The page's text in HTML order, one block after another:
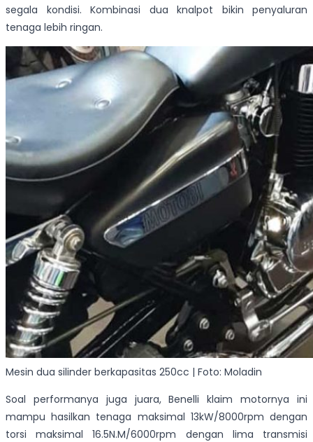
segala kondisi. Kombinasi dua knalpot bikin penyaluran
tenaga lebih ringan.
Mesin dua silinder berkapasitas 250cc | Foto: Moladin
Soal performanya juga juara, Benelli klaim motornya ini
mampu hasilkan tenaga maksimal 13kW/8000rpm dengan
torsi maksimal 16.5N.M/6000rpm dengan lima transmisi